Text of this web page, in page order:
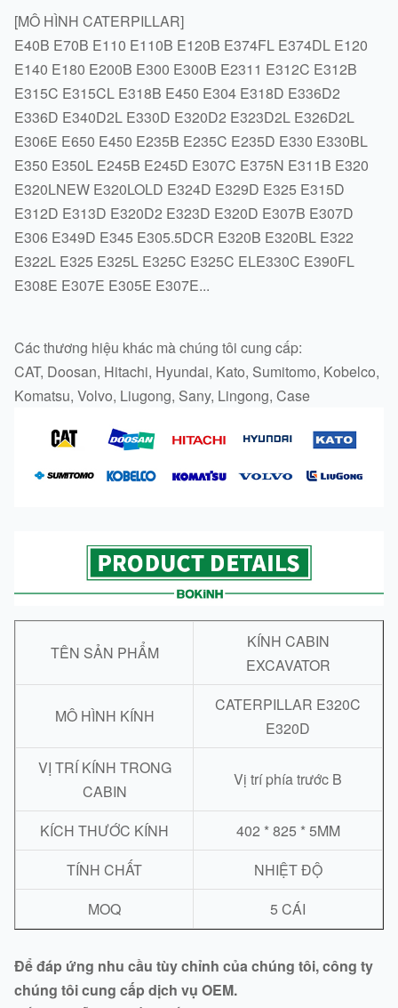
[MÔ HÌNH CATERPILLAR]
E40B E70B E110 E110B E120B E374FL E374DL E120
E140 E180 E200B E300 E300B E2311 E312C E312B
E315C E315CL E318B E450 E304 E318D E336D2
E336D E340D2L E330D E320D2 E323D2L E326D2L
E306E E650 E450 E235B E235C E235D E330 E330BL
E350 E350L E245B E245D E307C E375N E311B E320
E320LNEW E320LOLD E324D E329D E325 E315D
E312D E313D E320D2 E323D E320D E307B E307D
E306 E349D E345 E305.5DCR E320B E320BL E322
E322L E325 E325L E325C E325C ELE330C E390FL
E308E E307E E305E E307E...
Các thương hiệu khác mà chúng tôi cung cấp:
CAT, Doosan, Hitachi, Hyundai, Kato, Sumitomo, Kobelco,
Komatsu, Volvo, Liugong, Sany, Lingong, Case
TÊN SẢN PHẨM
KÍNH CABIN
EXCAVATOR
MÔ HÌNH KÍNH
CATERPILLAR E320C
E320D
VỊ TRÍ KÍNH TRONG
CABIN
Vị trí phía trước B
KÍCH THƯỚC KÍNH
402 * 825 * 5MM
TÍNH CHẤT
NHIỆT ĐỘ
MOQ
5 CÁI
Để đáp ứng nhu cầu tùy chỉnh của chúng tôi, công ty
chúng tôi cung cấp dịch vụ OEM.